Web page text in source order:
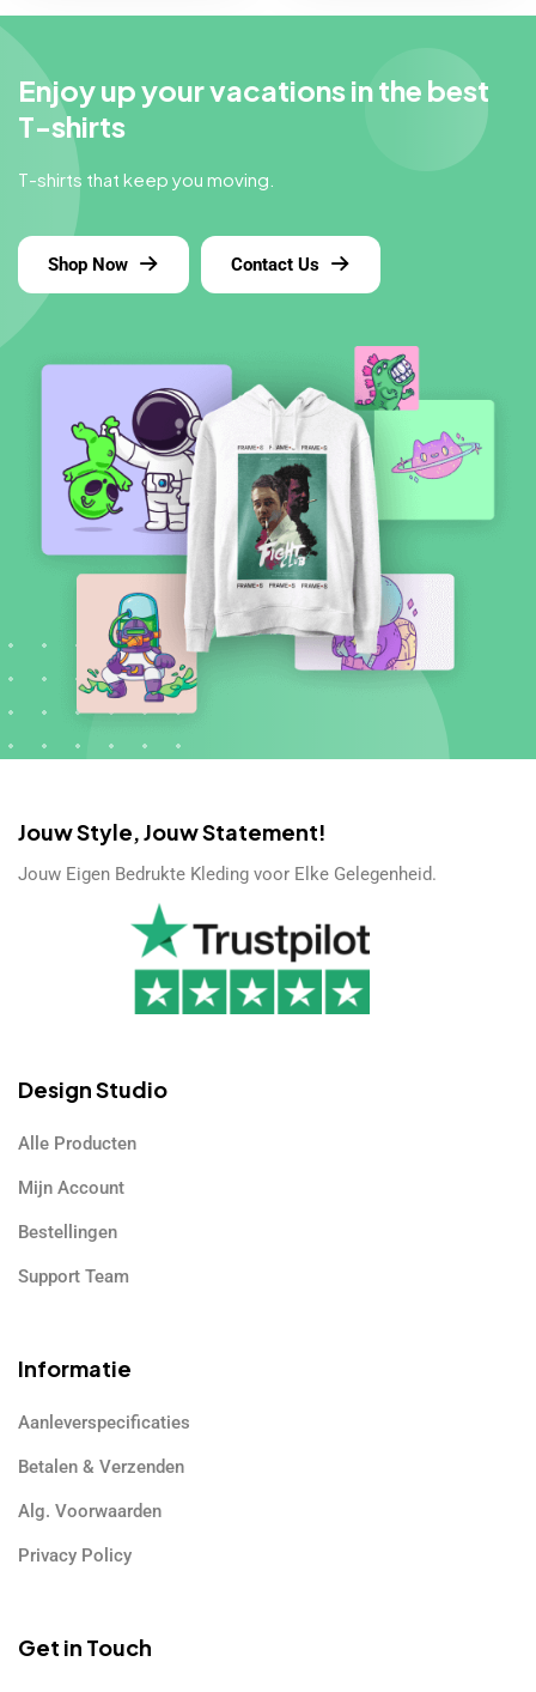
Enjoy up your vacations in the best
T-shirts
T-shirts that keep you moving.
Shop Now Contact Us
Jouw Style, Jouw Statement!
Jouw Eigen Bedrukte Kleding voor Elke Gelegenheid.
Design Studio
Alle Producten
Mijn Account
Bestellingen
Support Team
Informatie
Aanleverspecificaties
Betalen & Verzenden
Alg. Voorwaarden
Privacy Policy
Get in Touch